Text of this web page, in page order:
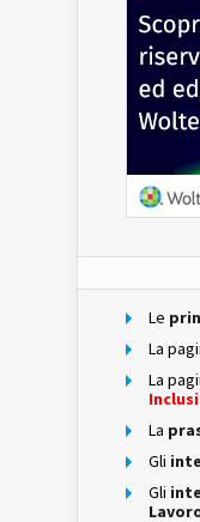
Le
La
La
La
Gli
Gli